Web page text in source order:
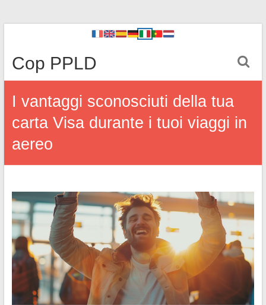
Cop PPLD
I vantaggi sconosciuti della tua
carta Visa durante i tuoi viaggi in
aereo